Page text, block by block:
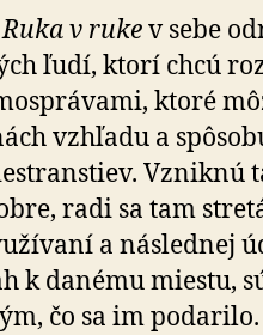
Ruka v rukev sebe
ľudí, ktorí chcú
ktoré
vzhľadu a
Vzniknú
radi sa tam
a následnej
k da­nému miestu,
čo sa im po­da­rilo.